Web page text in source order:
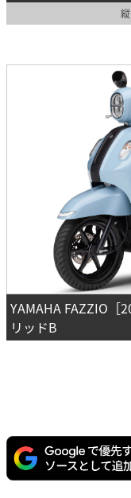
YAMAHA FAZZIO［
リッドB